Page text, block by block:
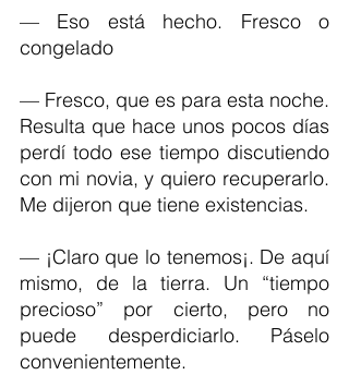
— Eso está hecho. Fresco o
congelado
— Fresco, que es para esta noche.
Resulta que hace unos pocos días
perdí todo ese tiempo discutiendo
con mi novia, y quiero recuperarlo.
Me dijeron que tiene existencias.
— ¡Claro que lo tenemos¡. De aquí
mismo, de la tierra. Un “tiempo
precioso” por cierto, pero no
puede desperdiciarlo. Páselo
convenientemente.